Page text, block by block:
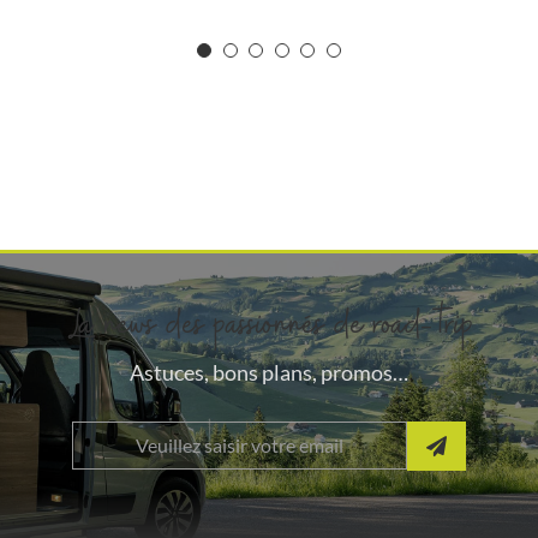
La news des passionnés de road-trip
Astuces, bons plans, promos…